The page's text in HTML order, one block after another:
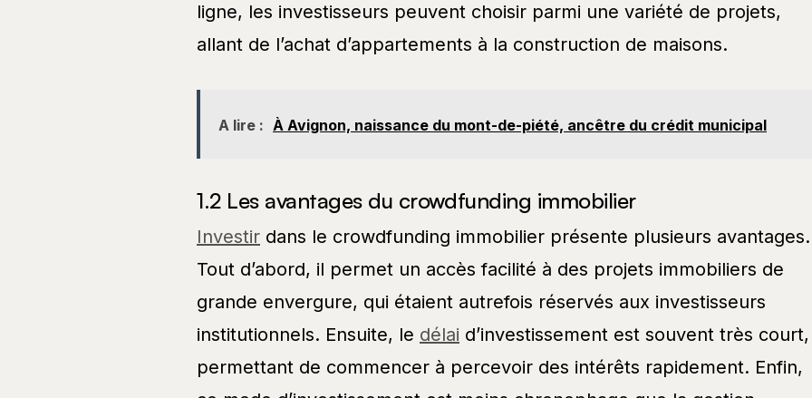
ligne, les investisseurs peuvent choisir parmi une variété de projets,
allant de l’achat d’appartements à la construction de maisons.
A lire : À Avignon, naissance du mont-de-piété, ancêtre du crédit municipal
1.2 Les avantages du crowdfunding immobilier
Investir dans le crowdfunding immobilier présente plusieurs avantages.
Tout d’abord, il permet un accès facilité à des projets immobiliers de
grande envergure, qui étaient autrefois réservés aux investisseurs
institutionnels. Ensuite, le délai d’investissement est souvent très court,
permettant de commencer à percevoir des intérêts rapidement. Enfin,